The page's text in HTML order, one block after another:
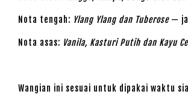
Nota tengah: Ylang Ylang dan Tuberose—
Nota asas: Vanila, Kasturi Putih dan Kayu
Wangian ini sesuai untuk dipakai waktu